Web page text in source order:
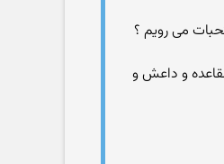
می رویم ؟
و داعش و